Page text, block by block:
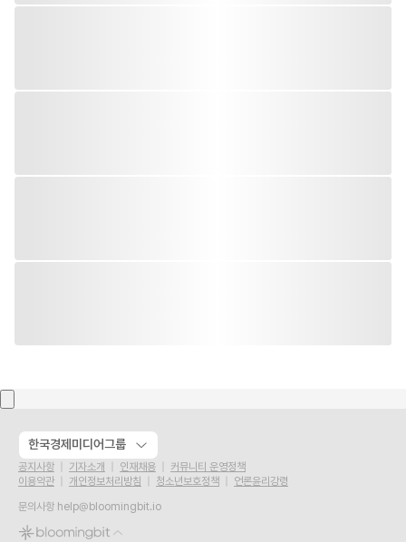
한국경제미디어그룹
공지사항 기자소개 인재채용
커뮤니티 운영정책
이용약관
개인정보처리방침 청소년보호정책
언론윤리강령
문의사항 help@bloomingbit.io